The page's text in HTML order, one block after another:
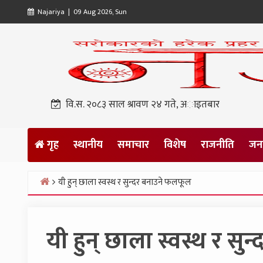
to
Najariya | 09 Aug 2026, Sun
वि.स. २०८३ साल श्रावण २४ गते, अाइतबार
गृह स्थानीय समाचार विशेष राजनीति
Home
यी हुन् छाला स्वस्थ र सुन्दर बनाउने फलफूल
यी हुन् छाला स्वस्थ र